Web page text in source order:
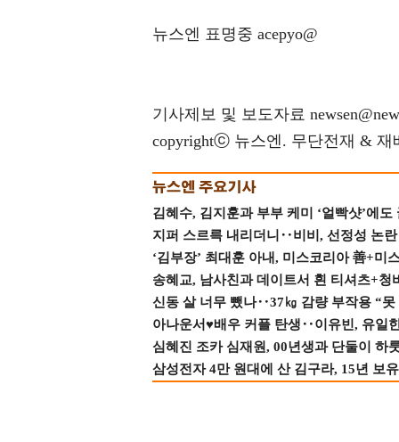
뉴스엔 표명중 acepyo@
기사제보 및 보도자료
copyrightⓒ 뉴스엔. 무단전재 & 재
김혜수, 김지훈과 부부 케미 ‘얼빡샷’에도
지퍼 스르륵 내리더니‥비비, 선정성 논
‘김부장’ 최대훈 아내, 미스코리아 善+미
송혜교, 남사친과 데이트서 흰 티셔츠+
신동 살 너무 뺐나‥37㎏ 감량 부작용 “
아나운서♥배우 커플 탄생‥이유빈, 유일
심혜진 조카 심재원, 00년생과 단둘이 하
삼성전자 4만 원대에 산 김구라, 15년 보